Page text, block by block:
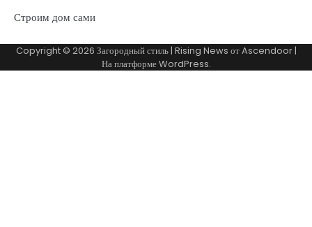
Строим дом сами
Copyright © 2026 Загородный стиль| Rising News отAscendoor|
На платформеWordPress.